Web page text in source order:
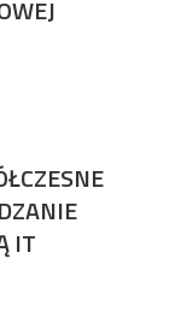
IT